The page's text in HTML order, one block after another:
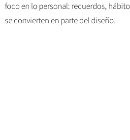
foco en lo personal: recuerdos,
se convierten en parte del diseño.